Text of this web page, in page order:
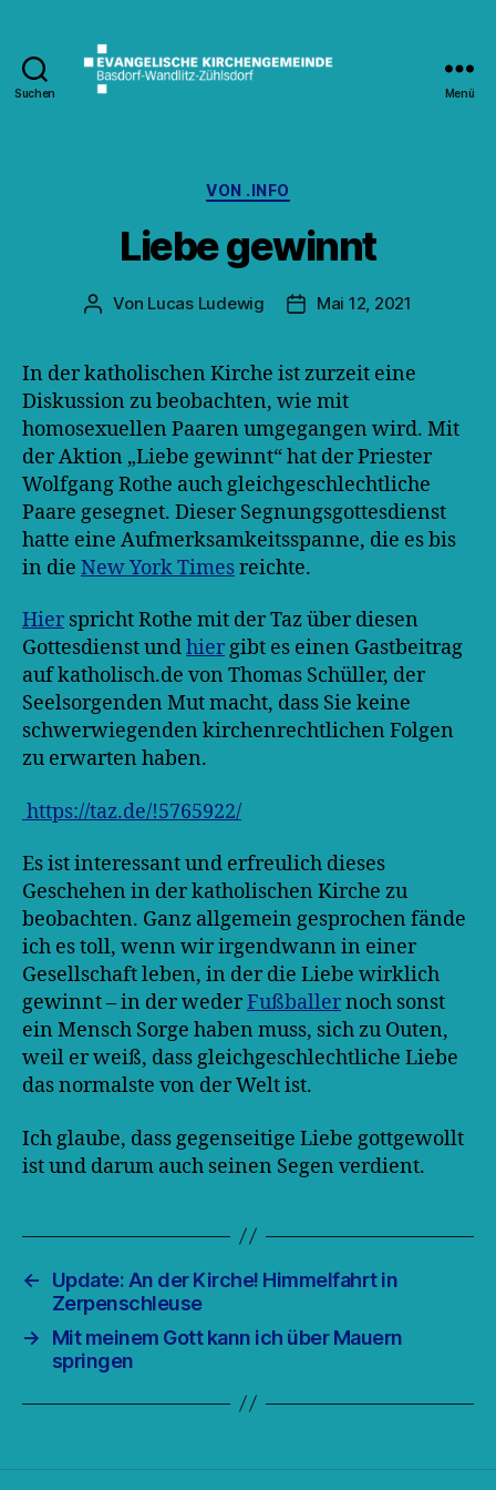
Suchen Menü
Kategorien
VON .INFO
Liebe gewinnt
Beitragsautor
Von Lucas Ludewig Veröffentlichungsdatum
Mai 12, 2021
In der katholischen Kirche ist zurzeit eine
Diskussion zu beobachten, wie mit
homosexuellen Paaren umgegangen wird. Mit
der Aktion „Liebe gewinnt“ hat der Priester
Wolfgang Rothe auch gleichgeschlechtliche
Paare gesegnet. Dieser Segnungsgottesdienst
hatte eine Aufmerksamkeitsspanne, die es bis
in die New York Timesreichte.
Hier spricht Rothe mit der Taz über diesen
Gottesdienst undhiergibt es einen Gastbeitrag
auf katholisch.de von Thomas Schüller, der
Seelsorgenden Mut macht, dass Sie keine
schwerwiegenden kirchenrechtlichen Folgen
zu erwarten haben.
https://taz.de/!5765922/
Es ist interessant und erfreulich dieses
Geschehen in der katholischen Kirche zu
beobachten. Ganz allgemein gesprochen fände
ich es toll, wenn wir irgendwann in einer
Gesellschaft leben, in der die Liebe wirklich
gewinnt – in der wederFußballernoch sonst
ein Mensch Sorge haben muss, sich zu Outen,
weil er weiß, dass gleichgeschlechtliche Liebe
das normalste von der Welt ist.
Ich glaube, dass gegenseitige Liebe gottgewollt
ist und darum auch seinen Segen verdient.
←
Update: An der Kirche! Himmelfahrt in
Zerpenschleuse
→
Mit meinem Gott kann ich über Mauern
springen